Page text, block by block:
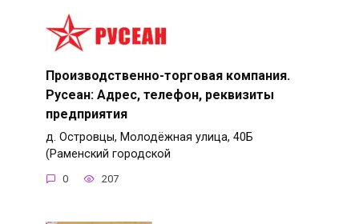
Производственно-торговая компания.
Русеан: Адрес, телефон, реквизиты
предприятия
д. Островцы, Молодёжная улица, 40Б
(Раменский городской
0 207